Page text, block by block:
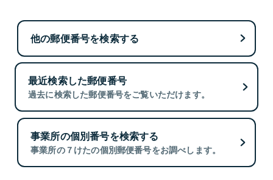
他の郵便番号を検索する
最近検索した郵便番号
過去に検索した郵便番号をご覧いただけます。
事業所の個別番号を検索する
事業所の７けたの個別郵便番号をお調べします。